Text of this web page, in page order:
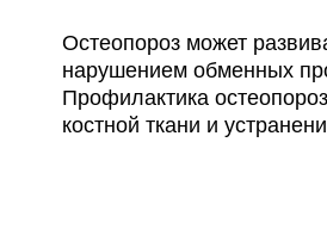
Остеопороз может
нарушением обменных
Профилактика
костной ткани и